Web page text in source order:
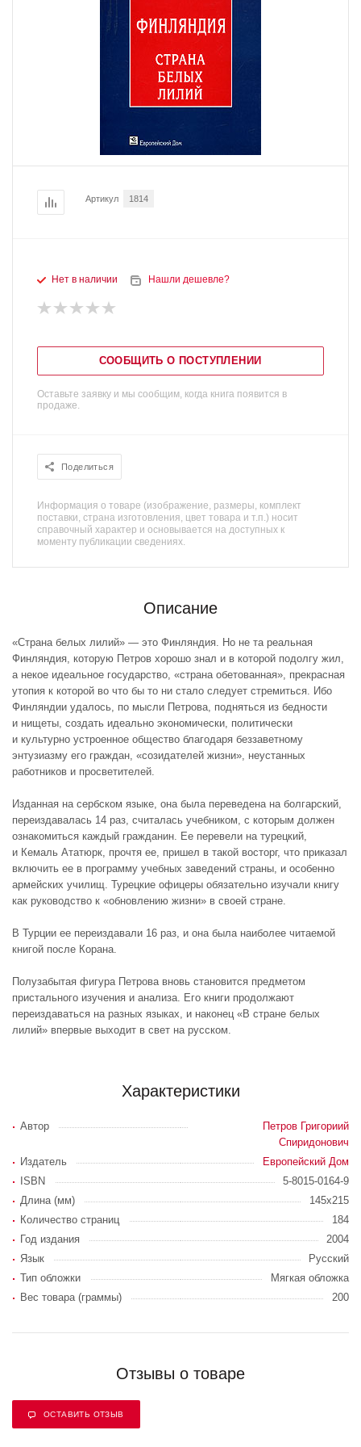
Артикул 1814
Нет в наличии Нашли дешевле?
СООБЩИТЬ О ПОСТУПЛЕНИИ
Оставьте заявку и мы сообщим, когда книга появится в
продаже.
Поделиться
Информация о товаре (изображение, размеры, комплект
поставки, страна изготовления, цвет товара и т.п.) носит
справочный характер и основывается на доступных к
моменту публикации сведениях.
Описание
«Страна белых лилий» — это Финляндия. Но не та реальная
Финляндия, которую Петров хорошо знал и в которой подолгу жил,
а некое идеальное государство, «страна обетованная», прекрасная
утопия к которой во что бы то ни стало следует стремиться. Ибо
Финляндии удалось, по мысли Петрова, подняться из бедности
и нищеты, создать идеально экономически, политически
и культурно устроенное общество благодаря беззаветному
энтузиазму его граждан, «созидателей жизни», неустанных
работников и просветителей.
Изданная на сербском языке, она была переведена на болгарский,
переиздавалась 14 раз, считалась учебником, с которым должен
ознакомиться каждый гражданин. Ее перевели на турецкий,
и Кемаль Ататюрк, прочтя ее, пришел в такой восторг, что приказал
включить ее в программу учебных заведений страны, и особенно
армейских училищ. Турецкие офицеры обязательно изучали книгу
как руководство к «обновлению жизни» в своей стране.
В Турции ее переиздавали 16 раз, и она была наиболее читаемой
книгой после Корана.
Полузабытая фигура Петрова вновь становится предметом
пристального изучения и анализа. Его книги продолжают
переиздаваться на разных языках, и наконец «В стране белых
лилий» впервые выходит в свет на русском.
Характеристики
Автор
Петров Григориий
Спиридонович
Издатель
Европейский Дом
ISBN
5-8015-0164-9
Длина (мм)
145x215
Количество страниц
184
Год издания
2004
Язык
Русский
Тип обложки
Мягкая обложка
Вес товара (граммы)
200
Отзывы о товаре
ОСТАВИТЬ ОТЗЫВ